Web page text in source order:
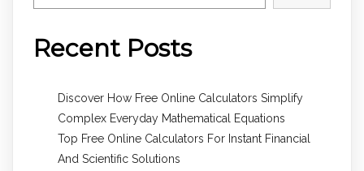
Recent Posts
Discover How Free Online Calculators Simplify
Complex Everyday Mathematical Equations
Top Free Online Calculators For Instant Financial
And Scientific Solutions